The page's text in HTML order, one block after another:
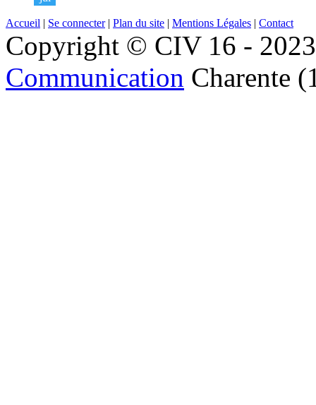
Accueil | Se connecter| Plan du site | Mentions Légales | Contact
Copyright © CIV 16 -
Communication Charente